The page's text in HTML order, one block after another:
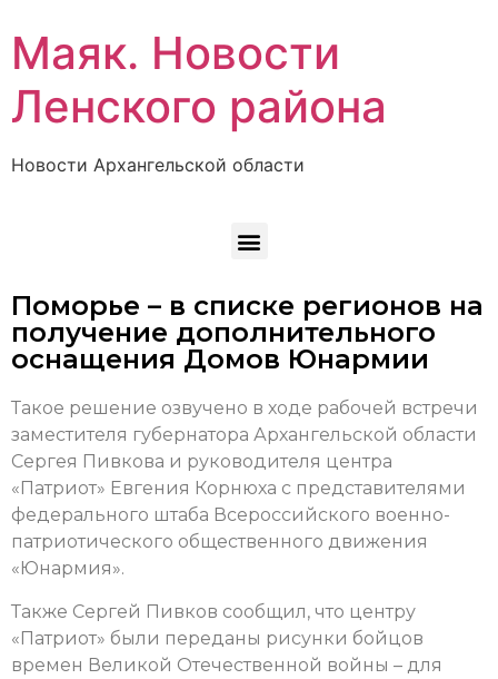
Маяк. Новости
Ленского района
Новости Архангельской области
Поморье – в списке регионов на
получение дополнительного
оснащения Домов Юнармии
Такое решение озвучено в ходе рабочей встречи
заместителя губернатора Архангельской области
Сергея Пивкова и руководителя центра
«Патриот» Евгения Корнюха с представителями
федерального штаба Всероссийского военно-
патриотического общественного движения
«Юнармия».
Также Сергей Пивков сообщил, что центру
«Патриот» были переданы рисунки бойцов
времен Великой Отечественной войны – для